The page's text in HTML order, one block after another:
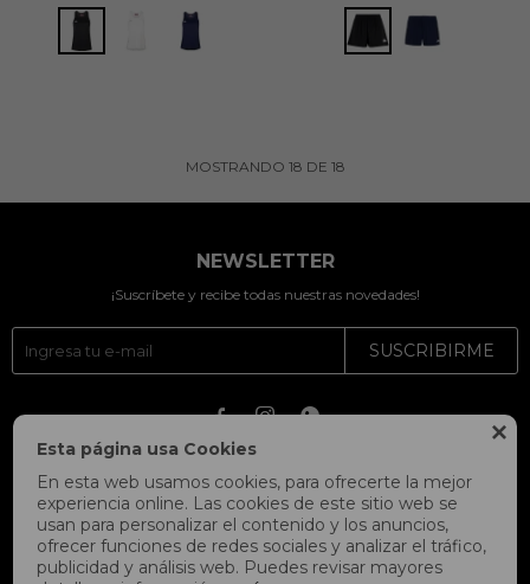

Esta página usa Cookies
En esta web usamos cookies, para ofrecerte la mejor
experiencia online. Las cookies de este sitio web se
usan para personalizar el contenido y los anuncios,
ofrecer funciones de redes sociales y analizar el tráfico,
publicidad y análisis web. Puedes revisar mayores
MOSTRANDO 18 DE 18
NEWSLETTER
¡Suscríbete y recibe todas nuestras novedades!
SUSCRIBIRME
  